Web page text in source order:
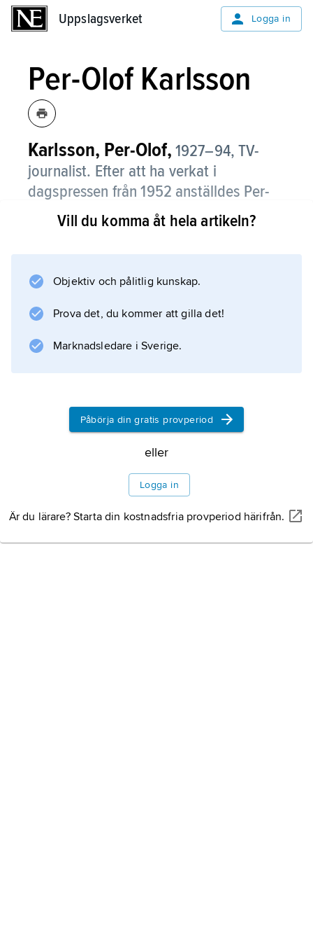
Uppslagsverket Logga in
Per-Olof Karlsson
Karlsson, Per-Olof, 1927–94, TV-
journalist. Efter att ha verkat i
dagspressen från 1952 anställdes Per-
Olof Karlsson 1960 som reporter vid
Sveriges Radio och TV:s
Han gjorde sig känd som saklig och insiktsfull
utrikespolitiska ämnen och gjorde också
omfattande reportageresor, bland annat i
Information om artikeln
Vill du komma åt hela artikeln?
Objektiv och pålitlig kunskap.
Prova det, du kommer att gilla det!
Marknadsledare i Sverige.
Påbörja din gratis provperiod
eller
Logga in
Är du lärare? Starta din kostnadsfria provperiod härifrån.